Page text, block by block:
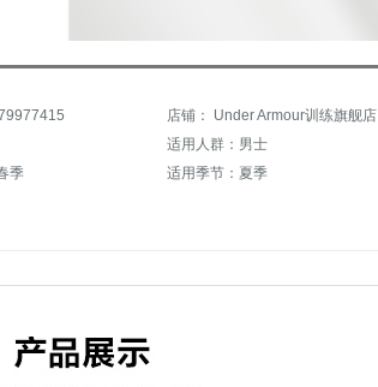
店铺： Under Armour训练旗舰店
适用人群：男士
季
适用季节：夏季